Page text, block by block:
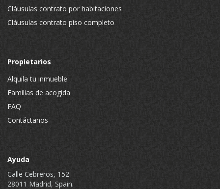
Cláusulas contrato por habitaciones
Cláusulas contrato piso completo
Propietarios
Alquila tu inmueble
Familias de acogida
FAQ
Contáctanos
Ayuda
Calle Cebreros, 152
28011 Madrid, Spain.